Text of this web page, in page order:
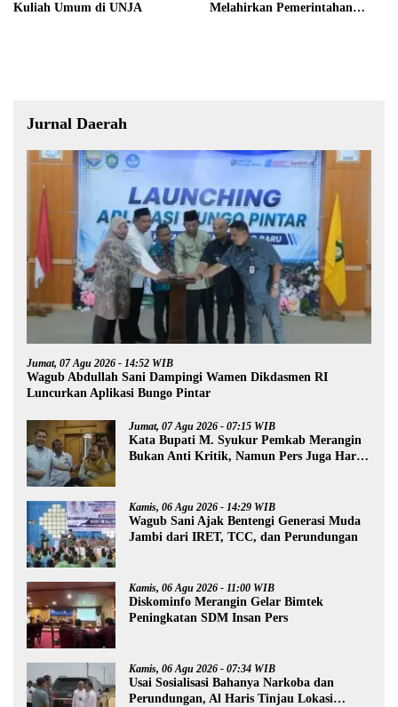
Kuliah Umum di UNJA
Melahirkan Pemerintahan
Jurnal Daerah
Jumat, 07 Agu 2026 - 14:52 WIB
Wagub Abdullah Sani Dampingi Wamen Dikdasmen RI
Luncurkan Aplikasi Bungo Pintar
Jumat, 07 Agu 2026 - 07:15 WIB
Kata Bupati M. Syukur Pemkab Merangin
Bukan Anti Kritik, Namun Pers Juga Harus
Kamis, 06 Agu 2026 - 14:29 WIB
Wagub Sani Ajak Bentengi Generasi Muda
Jambi dari IRET, TCC, dan Perundungan
Kamis, 06 Agu 2026 - 11:00 WIB
Diskominfo Merangin Gelar Bimtek
Peningkatan SDM Insan Pers
Kamis, 06 Agu 2026 - 07:34 WIB
Usai Sosialisasi Bahanya Narkoba dan
Perundungan, Al Haris Tinjau Lokasi